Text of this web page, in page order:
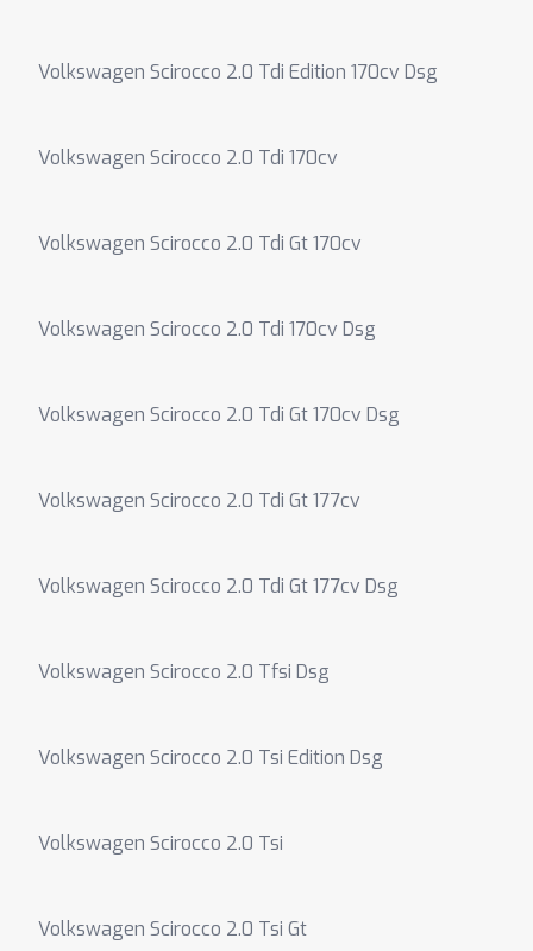
Volkswagen Scirocco 2.0 Tdi Edition 170cv Dsg
Volkswagen Scirocco 2.0 Tdi 170cv
Volkswagen Scirocco 2.0 Tdi Gt 170cv
Volkswagen Scirocco 2.0 Tdi 170cv Dsg
Volkswagen Scirocco 2.0 Tdi Gt 170cv Dsg
Volkswagen Scirocco 2.0 Tdi Gt 177cv
Volkswagen Scirocco 2.0 Tdi Gt 177cv Dsg
Volkswagen Scirocco 2.0 Tfsi Dsg
Volkswagen Scirocco 2.0 Tsi Edition Dsg
Volkswagen Scirocco 2.0 Tsi
Volkswagen Scirocco 2.0 Tsi Gt